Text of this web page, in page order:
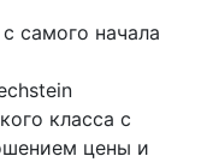
самого начала
класса с
цены и